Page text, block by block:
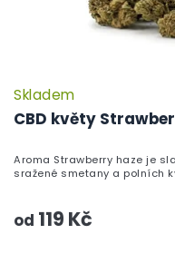
CBD květy
Skladem
od 119 Kč
Aroma Strawberry haze je
sražené smetany a polních